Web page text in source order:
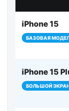
iPhone 15
БАЗОВАЯ
iPhone 15
БОЛЬШОЙ